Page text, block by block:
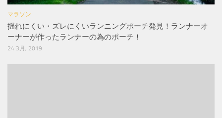
マラソン
揺れにくい・ズレにくいランニングポーチ発見！ランナーオ
ーナーが作ったランナーの為のポーチ！
24 3月, 2019